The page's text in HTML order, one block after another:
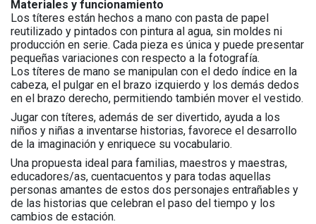
Materiales y funcionamiento
Los títeres están hechos a mano con pasta de papel
reutilizado y pintados con pintura al agua, sin moldes ni
producción en serie. Cada pieza es única y puede presentar
pequeñas variaciones con respecto a la fotografía.
Los títeres de mano se manipulan con el dedo índice en la
cabeza, el pulgar en el brazo izquierdo y los demás dedos
en el brazo derecho, permitiendo también mover el vestido.
Jugar con títeres, además de ser divertido, ayuda a los
niños y niñas a inventarse historias, favorece el desarrollo
de la imaginación y enriquece su vocabulario.
Una propuesta ideal para familias, maestros y maestras,
educadores/as, cuentacuentos y para todas aquellas
personas amantes de estos dos personajes entrañables y
de las historias que celebran el paso del tiempo y los
cambios de estación.